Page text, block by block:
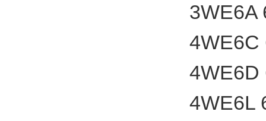
3WE6A
4WE6C
4WE6D
4WE6L